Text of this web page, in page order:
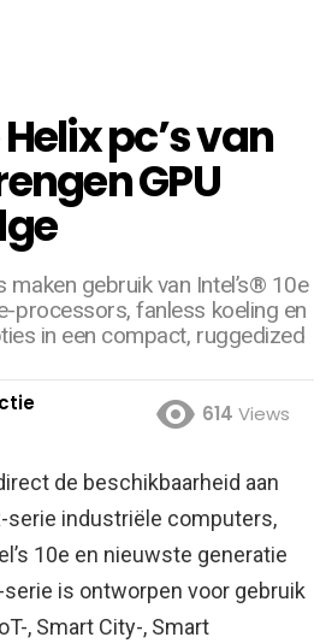
pc’s van
GPU
maken gebruik van Intel’s® 10e
processors, fanless koeling en
in een compact, ruggedized
614 Views
de beschikbaarheid aan
serie industriële computers,
10e en nieuwste generatie
serie is ontworpen voor gebruik
, Smart City-, Smart